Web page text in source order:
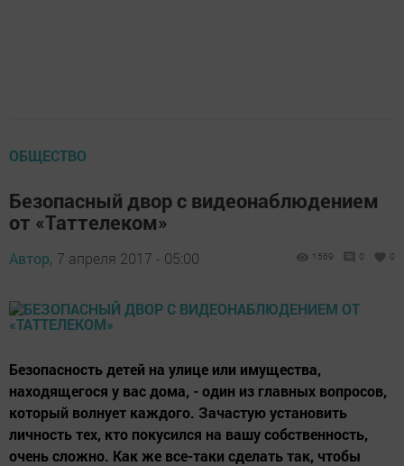
ОБЩЕСТВО
Безопасный двор с видеонаблюдением
от «Таттелеком»
Автор, 7 апреля 2017 - 05:00 1569 0 0
Безопасность детей на улице или имущества,
находящегося у вас дома, - один из главных вопросов,
который волнует каждого. Зачастую установить
личность тех, кто покусился на вашу собственность,
очень сложно. Как же все-таки сделать так, чтобы